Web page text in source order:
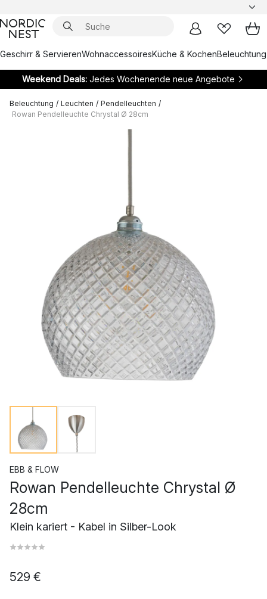
Geschirr & ServierenWohnaccessoiresKüche & KochenBeleuchtung
Weekend Deals:Jedes Wochenende neue Angebote
Beleuchtung / Leuchten / Pendelleuchten /
Rowan Pendelleuchte Chrystal Ø 28cm
EBB & FLOW
Rowan Pendelleuchte Chrystal Ø
28cm
Klein kariert - Kabel in Silber-Look
529 €